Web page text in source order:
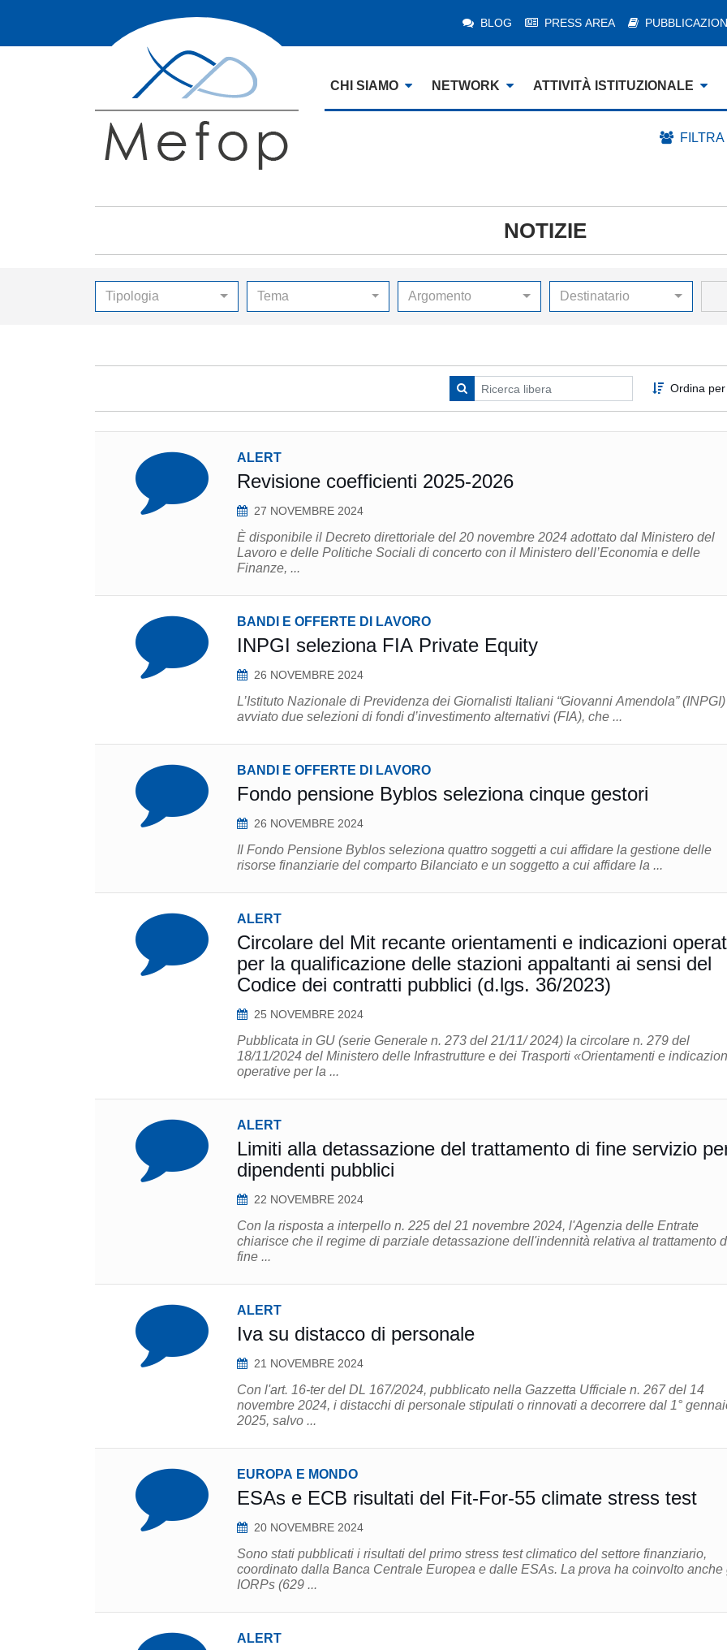
BLOG PRESS AREA
CHI SIAMO NETWORK ATTIVITÀ ISTITUZIONALE
NOTIZIE
Tipologia Tema Argomento Destinatario
Ordina
ALERT
Revisione coefficienti 2025-2026
27 NOVEMBRE 2024
È disponibile il Decreto direttoriale del 20 novembre 2024 adottato dal Ministero del
Lavoro e delle Politiche Sociali di concerto con il Ministero dell’Economia e delle
Finanze, ...
BANDI E OFFERTE DI LAVORO
INPGI seleziona FIA Private Equity
26 NOVEMBRE 2024
L’Istituto Nazionale di Previdenza dei Giornalisti Italiani “Giovanni Amendola”
avviato due selezioni di fondi d’investimento alternativi (FIA), che ...
BANDI E OFFERTE DI LAVORO
Fondo pensione Byblos seleziona cinque gestori
26 NOVEMBRE 2024
Il Fondo Pensione Byblos seleziona quattro soggetti a cui affidare la gestione delle
risorse finanziarie del comparto Bilanciato e un soggetto a cui affidare la ...
ALERT
Circolare del Mit recante orientamenti e indicazioni
per la qualificazione delle stazioni appaltanti ai sensi del
Codice dei contratti pubblici (d.lgs. 36/2023)
25 NOVEMBRE 2024
Pubblicata in GU (serie Generale n. 273 del 21/11/ 2024) la circolare n. 279 del
18/11/2024 del Ministero delle Infrastrutture e dei Trasporti «Orientamenti e
operative per la ...
ALERT
Limiti alla detassazione del trattamento di fine servizio
dipendenti pubblici
22 NOVEMBRE 2024
Con la risposta a interpello n. 225 del 21 novembre 2024, l'Agenzia delle Entrate
chiarisce che il regime di parziale detassazione dell'indennità relativa al trattamento
fine ...
ALERT
Iva su distacco di personale
21 NOVEMBRE 2024
Con l'art. 16-ter del DL 167/2024, pubblicato nella Gazzetta Ufficiale n. 267 del 14
novembre 2024, i distacchi di personale stipulati o rinnovati a decorrere dal 1°
2025, salvo ...
EUROPA E MONDO
ESAs e ECB risultati del Fit-For-55 climate stress test
20 NOVEMBRE 2024
Sono stati pubblicati i risultati del primo stress test climatico del settore finanziario,
coordinato dalla Banca Centrale Europea e dalle ESAs. La prova ha coinvolto anche
IORPs (629 ...
ALERT